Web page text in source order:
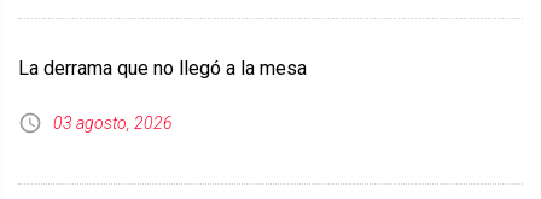
La derrama que no llegó a la mesa
03 agosto, 2026